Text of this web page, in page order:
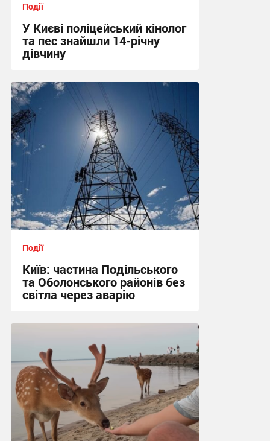
Події
У Києві поліцейський кінолог
та пес знайшли 14-річну
дівчину
19:08 вчора
Події
Київ: частина Подільського
та Оболонського районів без
світла через аварію